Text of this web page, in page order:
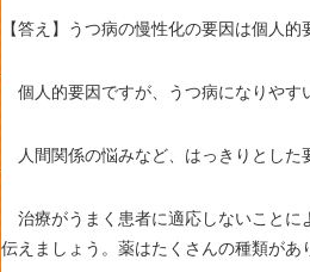
【答え】うつ病の慢性化の要因は個人
個人的要因ですが、うつ病になりやす
人間関係の悩みなど、はっきりとした
治療がうまく患者に適応しないことに
伝えましょう。薬はたくさんの種類があ